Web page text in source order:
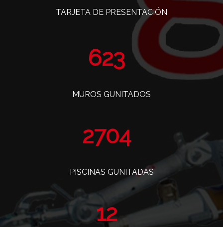
TARJETA DE PRESENTACIÓN
766
MUROS GUNITADOS
3320
PISCINAS GUNITADAS
14